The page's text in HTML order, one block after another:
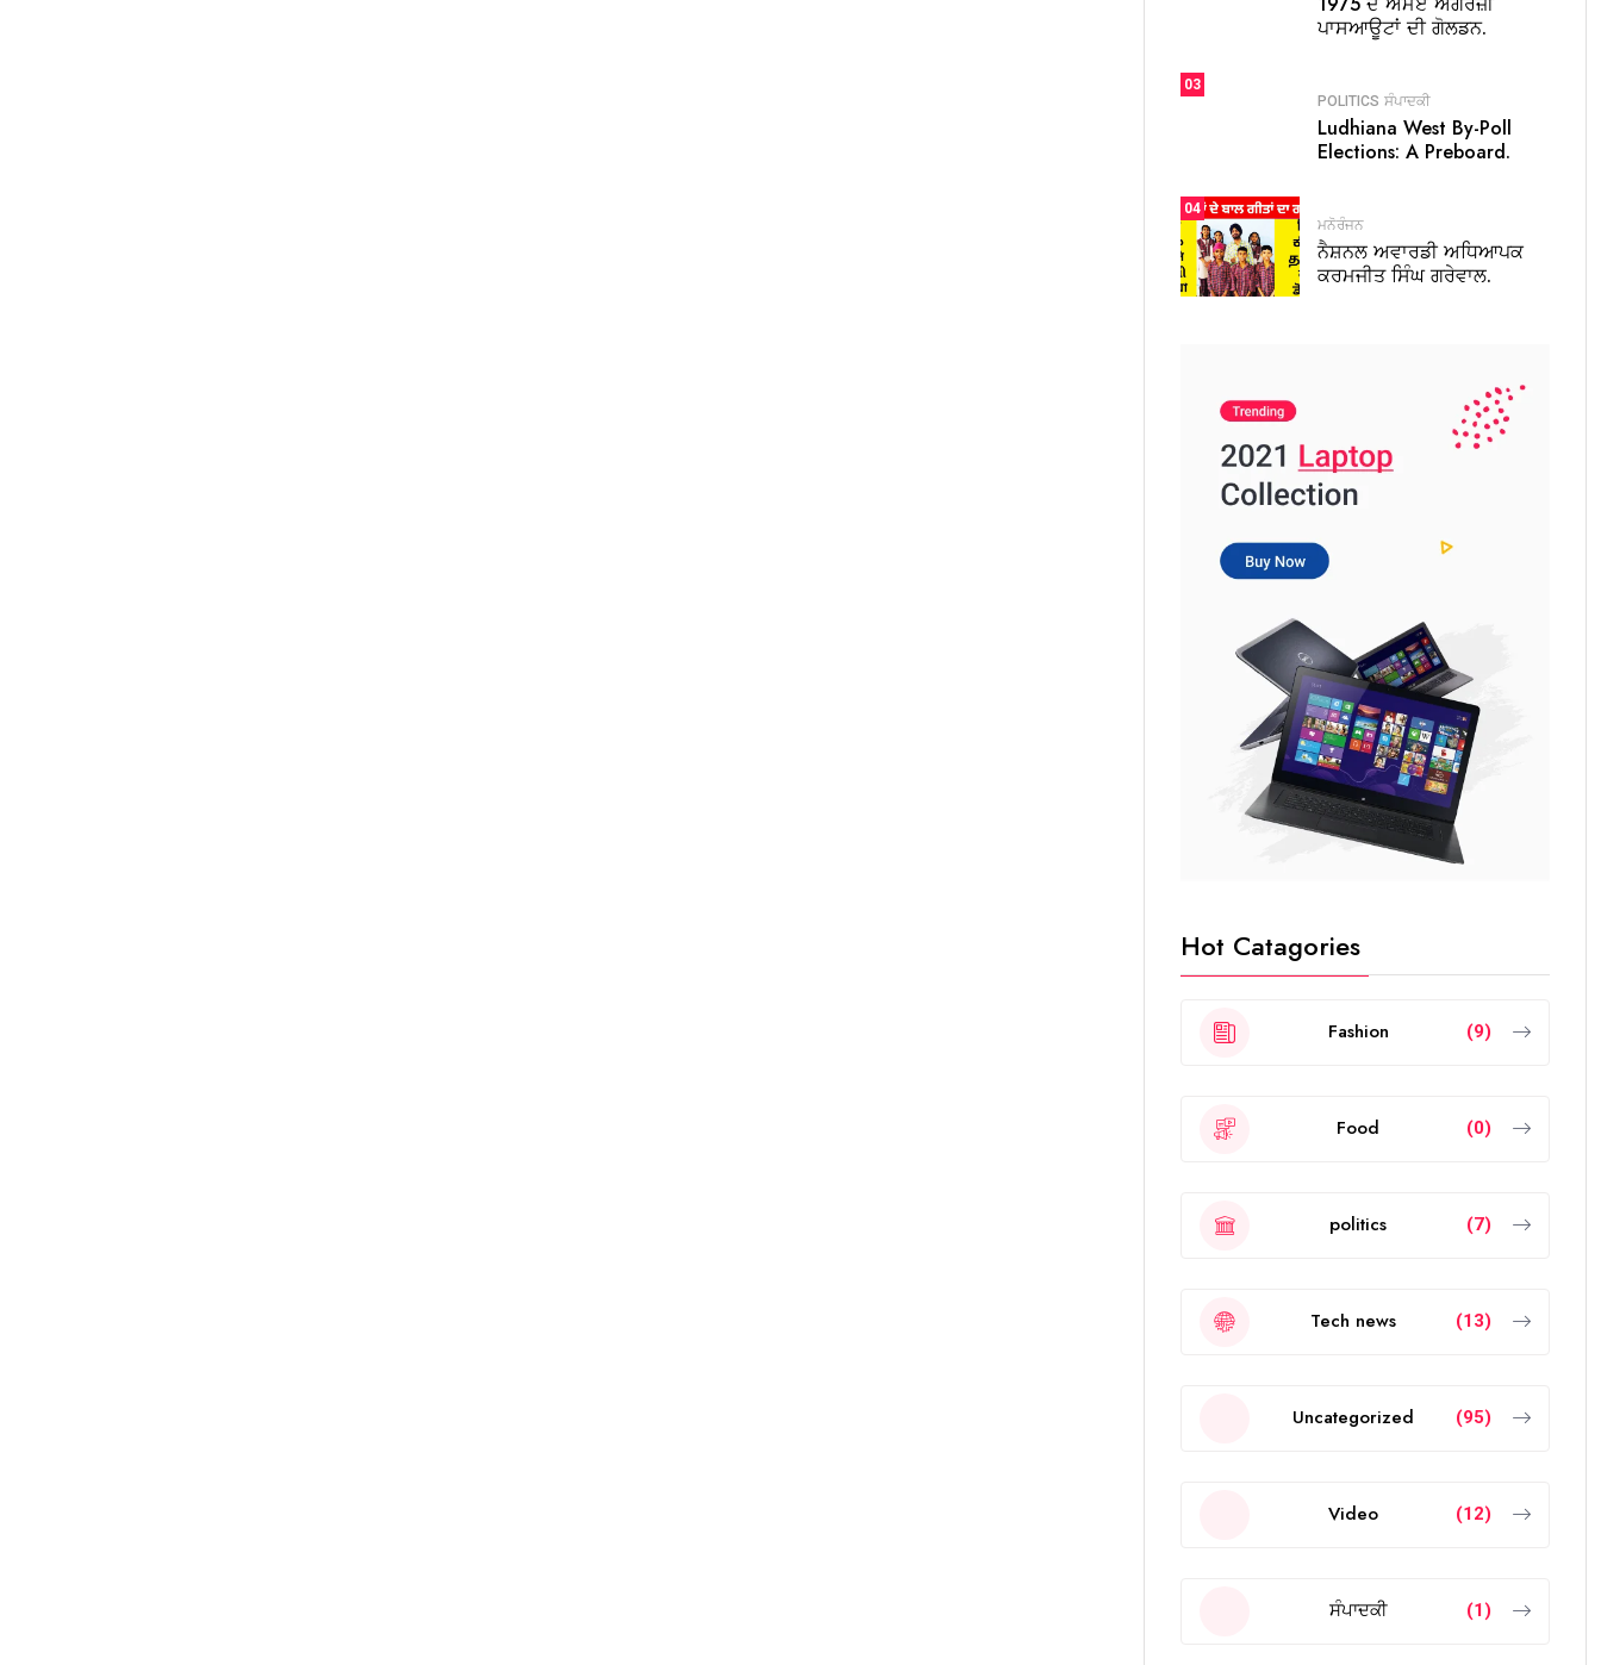
ਪਾਸਆਊਟਾਂ ਦੀ ਗੋਲਡਨ.
03
POLITICS ਸੰਪਾਦਕੀ
Ludhiana West By-Poll
Elections: A Preboard.
04
ਮਨੋਰੰਜਨ
ਨੈਸ਼ਨਲ ਅਵਾਰਡੀ ਅਧਿਆਪਕ
ਕਰਮਜੀਤ ਸਿੰਘ ਗਰੇਵਾਲ.
Hot Catagories
Fashion (9)
Food (0)
politics (7)
Tech news (13)
Uncategorized (95)
Video (12)
ਸੰਪਾਦਕੀ (1)